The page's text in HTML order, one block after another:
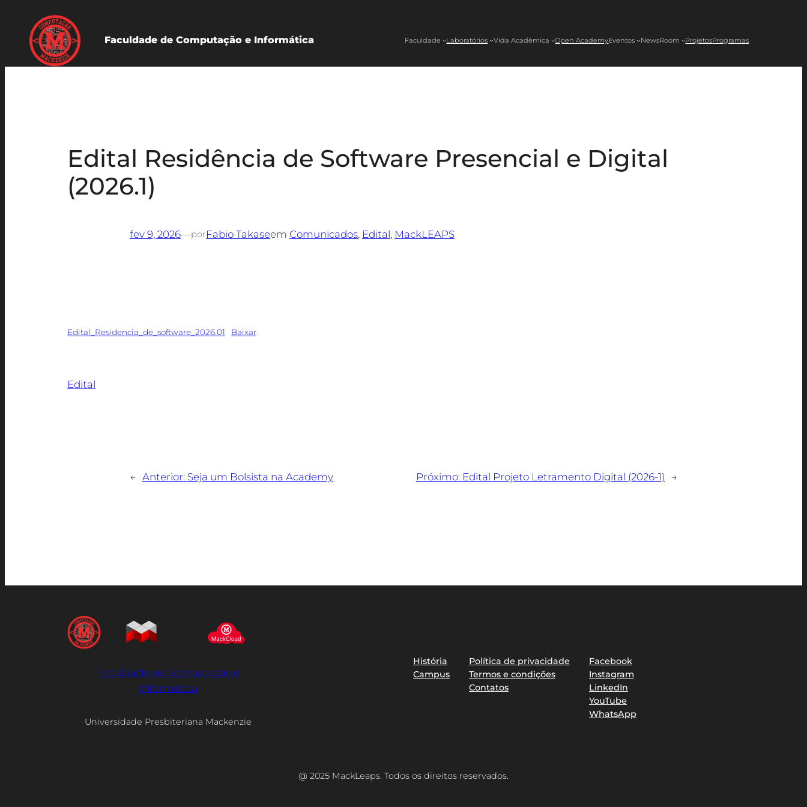
conteúdo
Faculdade de Computação e Informática Faculdade Laboratórios Vida Acadêmica Open AcademyEventos NewsRoom ProjetosProgramas
Edital Residência de Software Presencial e Digital
(2026.1)
fev 9, 2026—porFabio Takaseem Comunicados, Edital, MackLEAPS
Edital_Residencia_de_software_2026.01 Baixar
Edital
← Anterior: Seja um Bolsista na Academy Próximo: Edital Projeto Letramento Digital (2026-1) →
Faculdade de Computação e
Informática
Universidade Presbiteriana Mackenzie
História
Campus
Política de privacidade
Termos e condições
Contatos
Facebook
Instagram
LinkedIn
YouTube
WhatsApp
@ 2025 MackLeaps. Todos os direitos reservados.